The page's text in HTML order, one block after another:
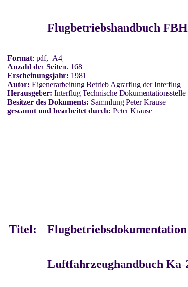
Flugbetriebshandbuch FBH
Format: pdf, A4,
Anzahl der Seiten: 168
Erscheinungsjahr: 1981
Autor: Eigenerarbeitung Betrieb Agrarflug der Interflug
Herausgeber: Interflug Technische Dokumentationsstelle
Besitzer des Dokuments: Sammlung Peter Krause
gescannt und bearbeitet durch: Peter Krause
Titel:
Luftfahrzeughandbuch Ka-